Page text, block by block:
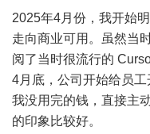
2025年4月份，我开始
走向商业可用。虽然当
阅了当时很流行的
4月底，公司开始给员
我没用完的钱，直接主
的印象比较好。